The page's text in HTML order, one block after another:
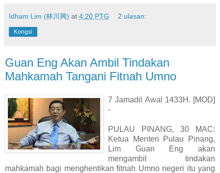
Idham Lim (林川興) at 4:20 PTG 2 ulasan:
Kongsi
Guan Eng Akan Ambil Tindakan
Mahkamah Tangani Fitnah Umno
7 Jamadil Awal 1433H. [MOD]
-
PULAU PINANG, 30 MAC:
Ketua Menteri Pulau Pinang,
Lim Guan Eng akan
mengambil tindakan
mahkamah bagi menghentikan fitnah Umno negeri itu yang